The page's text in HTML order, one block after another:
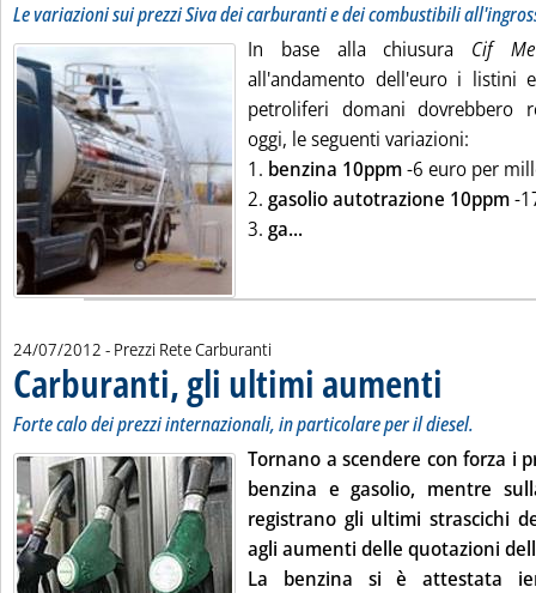
Le variazioni sui prezzi Siva dei carburanti e dei combustibili
In base alla chiusura Cif
all'andamento dell'euro i listini
petroliferi domani dovrebbero
oggi, le seguenti variazioni:
1. benzina 10ppm-6 euro per
2. gasolio autotrazione 10ppm-
3. ga...Leggi tutta la notizia:
24/07/2012 - Prezzi Rete Carburanti
Carburanti, gli ultimi aumenti
Forte calo dei prezzi internazionali, in particolare per il diesel.
Tornano a scendere con forza i
benzina e gasolio, mentre
registrano gli ultimi strascichi
agli aumenti delle quotazioni
La benzina si è attestata